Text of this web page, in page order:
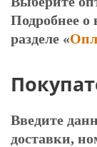
Подробнее о
разделе «
Введите
доставки,